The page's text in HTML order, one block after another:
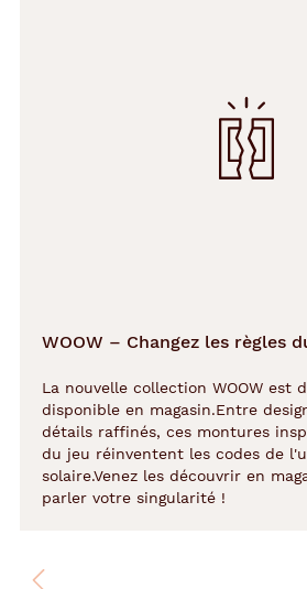
WOOW – Changez les règles
La nouvelle collection WOOW est
disponible en magasin.Entre
détails raffinés, ces montures
du jeu réinventent les codes de
solaire.Venez les découvrir en
parler votre singularité !